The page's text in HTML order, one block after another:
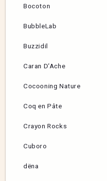
Bocoton
BubbleLab
Buzzidil
Caran D’Ache
Cocooning Nature
Coq en Pâte
Crayon Rocks
Cuboro
dëna